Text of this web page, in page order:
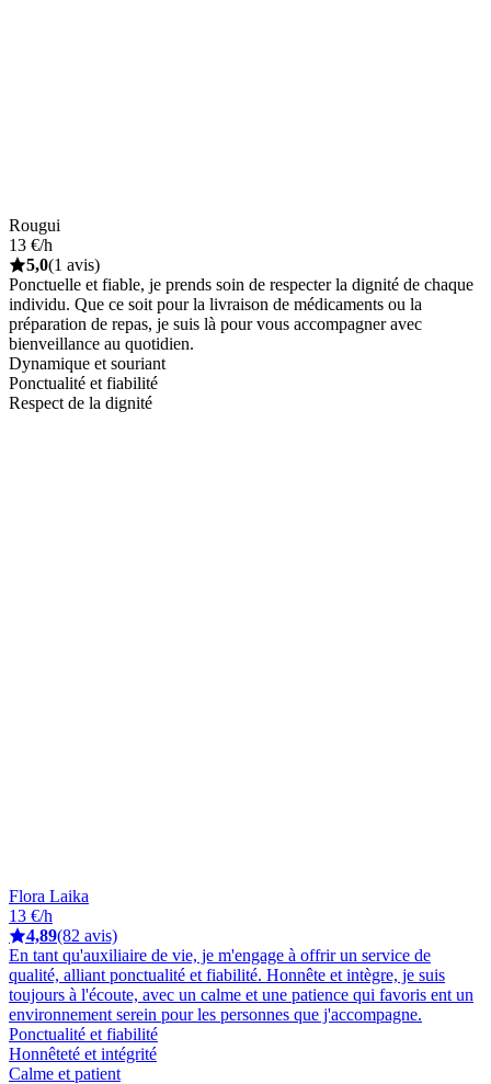
Rougui
13 €/h
5,0(1 avis)
Ponctuelle et fiable, je prends soin de respecter la dignité de chaque
individu. Que ce soit pour la livraison de médicaments ou la
préparation de repas, je suis là pour vous accompagner avec
bienveillance au quotidien.
Dynamique et souriant
Ponctualité et fiabilité
Respect de la dignité
Flora Laika
13 €/h
4,89(82 avis)
En tant qu'auxiliaire de vie, je m'engage à offrir un service de
qualité, alliant ponctualité et fiabilité. Honnête et intègre, je suis
toujours à l'écoute, avec un calme et une patience qui favoris ent un
environnement serein pour les personnes que j'accompagne.
Ponctualité et fiabilité
Honnêteté et intégrité
Calme et patient